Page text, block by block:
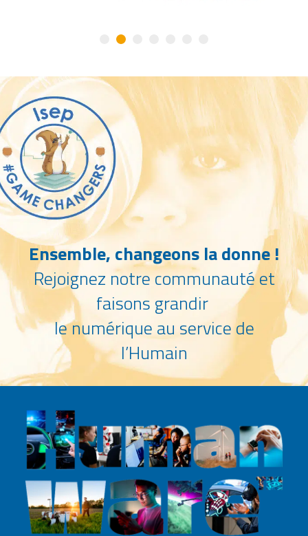
Ensemble, changeons la donne !
Rejoignez notre communauté et
faisons grandir
le numérique au service de
l’Humain